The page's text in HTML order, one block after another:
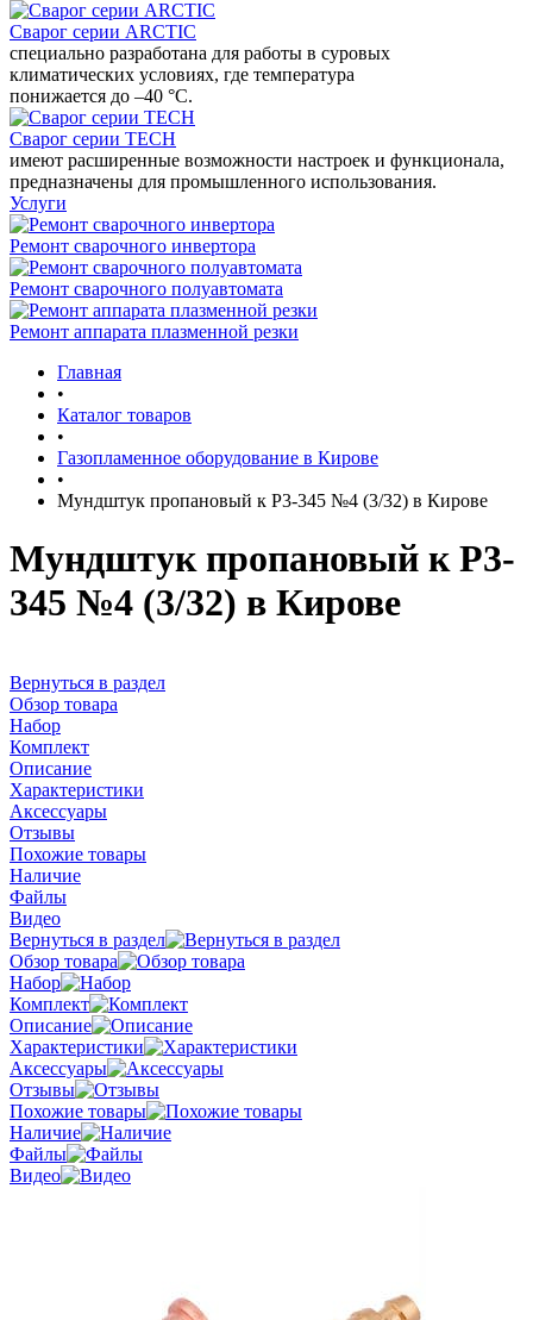
Сварог серии ARCTIC
специально разработана для работы в суровых
климатических условиях, где температура
понижается до –40 °С.
Сварог серии TECH
имеют расширенные возможности настроек и функционала,
предназначены для промышленного использования.
Услуги
Ремонт сварочного инвертора
Ремонт сварочного полуавтомата
Ремонт аппарата плазменной резки
Главная
•
Каталог товаров
•
Газопламенное оборудование в Кирове
•
Мундштук пропановый к Р3-345 №4 (3/32) в Кирове
Мундштук пропановый к Р3-
345 №4 (3/32) в Кирове
Вернуться в раздел
Обзор товара
Набор
Комплект
Описание
Характеристики
Аксессуары
Отзывы
Похожие товары
Наличие
Файлы
Видео
Вернуться в раздел
Обзор товара
Набор
Комплект
Описание
Характеристики
Аксессуары
Отзывы
Похожие товары
Наличие
Файлы
Видео